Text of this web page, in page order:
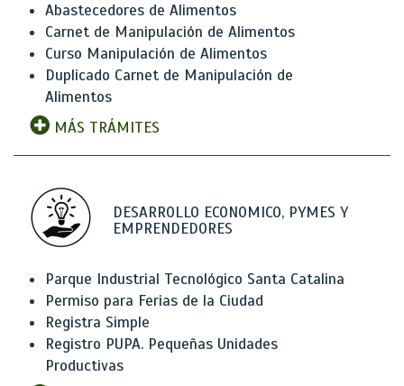
Abastecedores de Alimentos
Carnet de Manipulación de Alimentos
Curso Manipulación de Alimentos
Duplicado Carnet de Manipulación de
Alimentos
MÁS TRÁMITES
DESARROLLO ECONOMICO, PYMES Y
EMPRENDEDORES
Parque Industrial Tecnológico Santa Catalina
Permiso para Ferias de la Ciudad
Registra Simple
Registro PUPA. Pequeñas Unidades
Productivas